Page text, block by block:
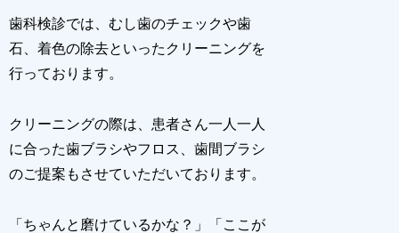
歯科検診では、むし歯のチェックや歯
石、着色の除去といったクリーニングを
行っております。
クリーニングの際は、患者さん一人一人
に合った歯ブラシやフロス、歯間ブラシ
のご提案もさせていただいております。
「ちゃんと磨けているかな？」「ここが